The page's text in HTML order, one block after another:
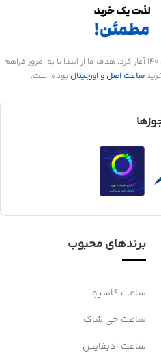
مجموعه ساعت جَم فعالیت خود را از سال 1401 آغاز کرد. هدف ما از ابتدا تا به امروز فراهم
ساعت اصل و اورجینال بوده است.
برندهای محبوب
ساعت کاسیو
ساعت جی شاک
ساعت ادیفایس